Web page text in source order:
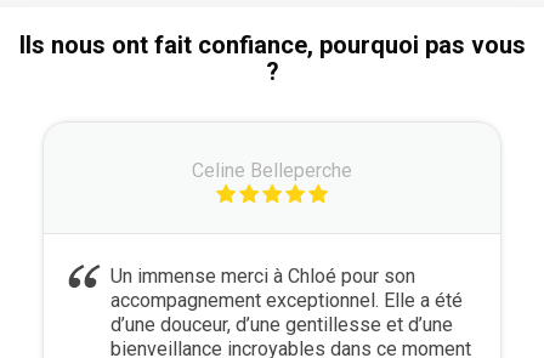
Ils nous ont fait confiance, pourquoi pas vous
?
Celine Belleperche
Un immense merci à Chloé pour son
accompagnement exceptionnel. Elle a été
d’une douceur, d’une gentillesse et d’une
bienveillance incroyables dans ce moment